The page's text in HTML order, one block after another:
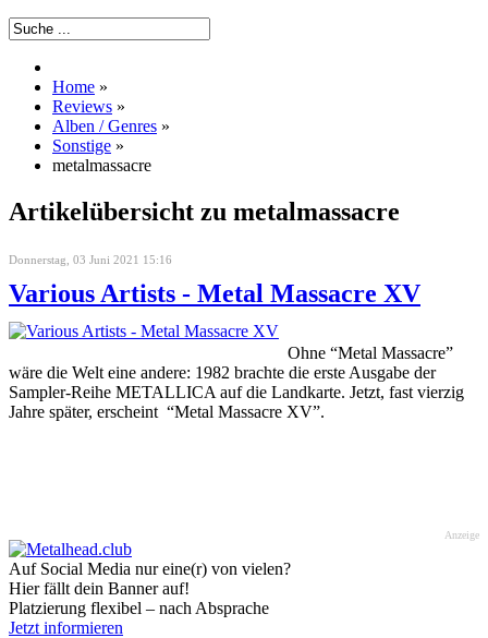
Home »
Reviews »
Alben / Genres »
Sonstige »
metalmassacre
Artikelübersicht zu metalmassacre
Donnerstag, 03 Juni 2021 15:16
Various Artists - Metal Massacre XV
Ohne “Metal Massacre”
wäre die Welt eine andere: 1982 brachte die erste Ausgabe der
Sampler-Reihe METALLICA auf die Landkarte. Jetzt, fast vierzig
Jahre später, erscheint “Metal Massacre XV”.
Anzeige
Auf Social Media nur eine(r) von vielen?
Hier fällt dein Banner auf!
Platzierung flexibel – nach Absprache
Jetzt informieren